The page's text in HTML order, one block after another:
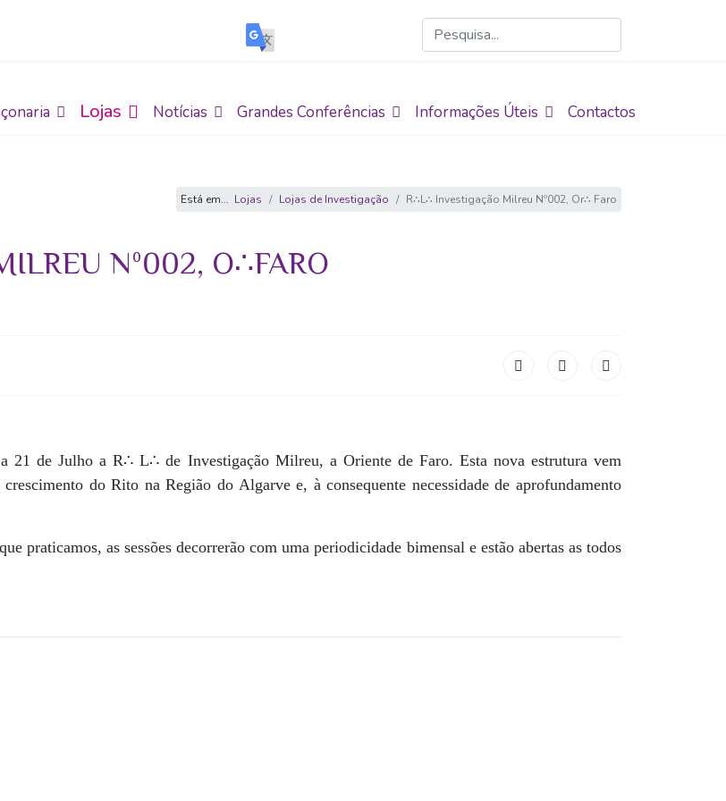
Lojas Notícias Grandes Conferências Informações Úteis Contactos
Está em... Lojas Lojas de Investigação R∴L∴ Investigação Milreu Nº002, Or∴ Faro
Nº002, O∴FARO
21 de Julho a R∴ L∴ de Investigação Milreu, a Oriente de Faro. Esta nova estrutura vem
crescimento do Rito na Região do Algarve e, à consequente necessidade de aprofundamento
praticamos, as sessões decorrerão com uma periodicidade bimensal e estão abertas as todos